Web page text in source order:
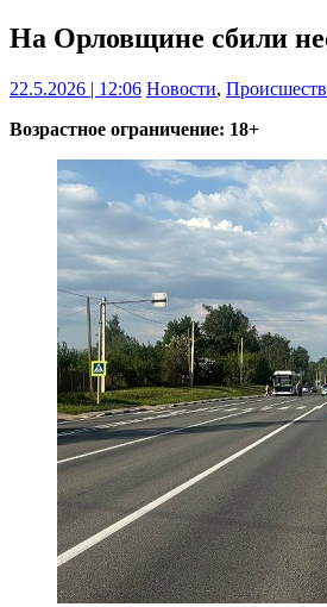
На Орловщине сбили
22.5.2026 | 12:06 Новости,
Возрастное ограничение: 18+